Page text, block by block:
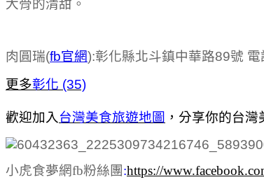
大骨的清甜。
肉圓瑞(fb官網):彰化縣北斗鎮中華路89號
更多彰化 (35)
歡迎加入台灣美食旅遊地圖 ， 分享你的台灣
小虎食夢網fb粉絲團 :https://